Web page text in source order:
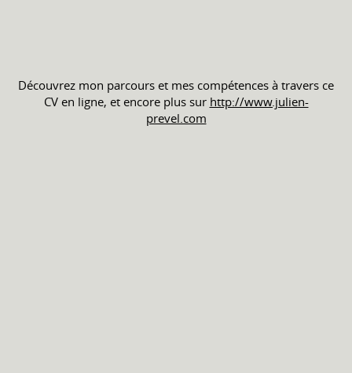
Découvrez mon parcours et mes compétences à travers ce
CV en ligne, et encore plus sur http://www.julien-
prevel.com